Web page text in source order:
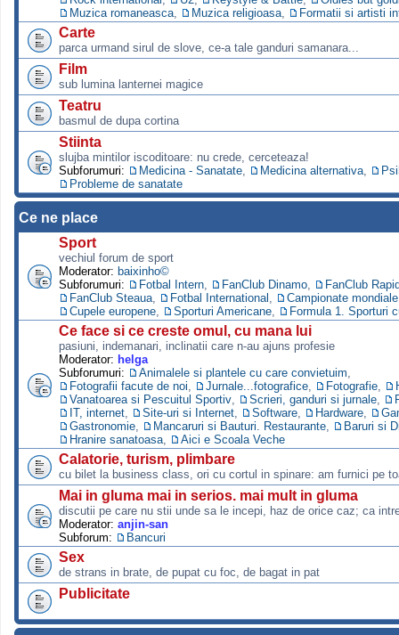
Muzica romaneasca
Muzica religioasa Formatii si artisti
Carte
parca urmand sirul de slove, ce-a tale ganduri samanara...
Film
sub lumina lanternei magice
Teatru
basmul de dupa cortina
Stiinta
slujba mintilor iscoditoare: nu crede, cerceteaza!
Subforumuri:
Medicina - Sanatate Medicina alternativa
Probleme de sanatate
Ce ne place
Sport
vechiul forum de sport
Moderator: baixinho©
Subforumuri:
Fotbal Intern FanClub Dinamo
FanClub
FanClub Steaua
Fotbal International
Campionate
Cupele europene
Sporturi Americane Formula 1. Sporturi
Ce face si ce creste omul, cu mana lui
pasiuni, indemanari, inclinatii care n-au ajuns profesie
Moderator: helga
Subforumuri:
Animalele si plantele cu care convietuim
Fotografii facute de noi
Jurnale...fotografice Fotografie
Vanatoarea si Pescuitul Sportiv
Scrieri, ganduri si jurnale
IT, internet
Site-uri si Internet Software Hardware
Gastronomie
Mancaruri si Bauturi. Restaurante
Baruri si
Hranire sanatoasa
Aici e Scoala Veche
Calatorie, turism, plimbare
cu bilet la business class, ori cu cortul in spinare: am furnici pe
Mai in gluma mai in serios. mai mult in gluma
discutii pe care nu stii unde sa le incepi, haz de orice caz; ca
Moderator: anjin-san
Subforum:
Bancuri
Sex
de strans in brate, de pupat cu foc, de bagat in pat
Publicitate